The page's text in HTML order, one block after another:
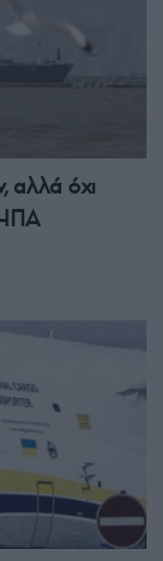
αλλά όχι
ΗΠΑ